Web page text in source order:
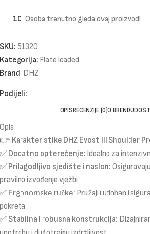
10 Osoba trenutno gleda ovaj proizvod!
SKU: 51320
Kategorija: Plate loaded
Brand: DHZ
Podijeli:
OPISRECENZIJE (0)O BRENDU
Opis
👉 Karakteristike DHZ Evost III Shoulder
✅ Dodatno opterećenje: Idealno za
✅ Prilagodljivo sjedište i naslon:
pravilno izvođenje vježbi
✅ Ergonomske ručke: Pružaju udoban i
pokreta
✅ Stabilna i robusna konstrukcija: